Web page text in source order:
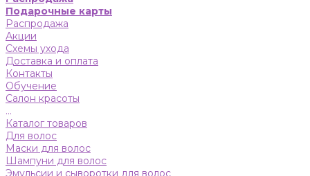
Подарочные карты
Распродажа
Акции
Схемы ухода
Доставка и оплата
Контакты
Обучение
Салон красоты
...
Каталог товаров
Для волос
Маски для волос
Шампуни для волос
Эмульсии и сыворотки для волос